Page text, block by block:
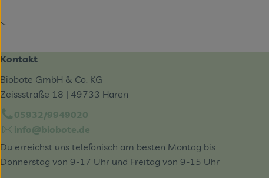
Kontakt
Biobote GmbH & Co. KG
Zeissstraße 18 | 49733 Haren
05932/9949020
info@biobote.de
Du erreichst uns telefonisch am besten Montag bis
Donnerstag von 9-17 Uhr und Freitag von 9-15 Uhr